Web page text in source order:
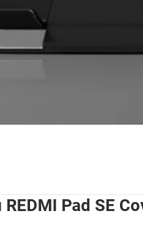
Pad SE